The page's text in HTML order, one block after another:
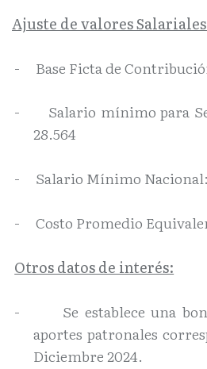
Ajuste de valores
- Base Ficta de
-
Salario mínimo para
28.564
- Salario Mínimo
- Costo Promedio
Otros datos de interés:
-
Se establece una
aportes patronales
Diciembre 2024.